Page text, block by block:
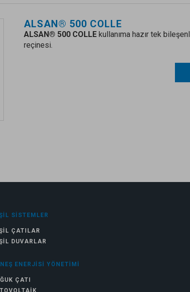
ALSAN® 500 COLLE
ALSAN® 500 COLLE kullanıma hazır tek
reçinesi.
SISTEMLER
ÇATILAR
DUVARLAR
ENERJISI YÖNETIMI
ÇATI